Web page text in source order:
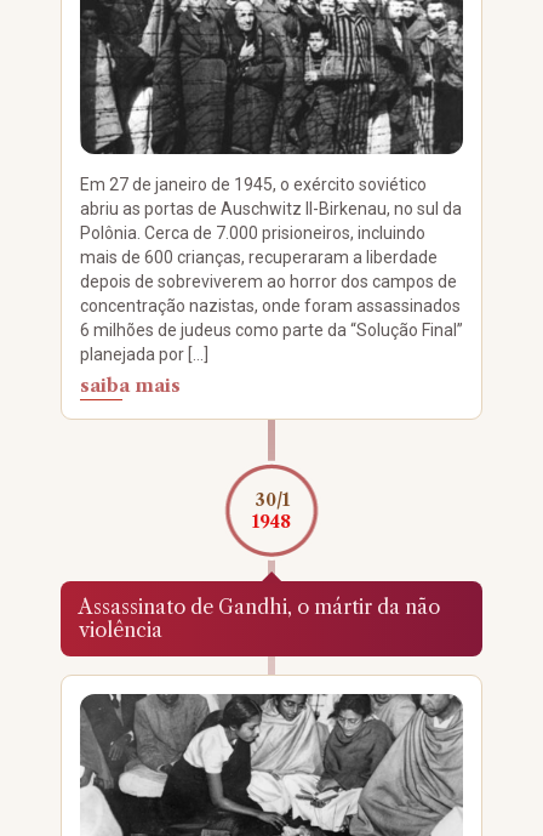
Em 27 de janeiro de 1945, o exército soviético
abriu as portas de Auschwitz II-Birkenau, no sul da
Polônia. Cerca de 7.000 prisioneiros, incluindo
mais de 600 crianças, recuperaram a liberdade
depois de sobreviverem ao horror dos campos de
concentração nazistas, onde foram assassinados
6 milhões de judeus como parte da “Solução Final”
planejada por […]
saiba mais
Assassinato de Gandhi, o mártir da não
violência
30/1
1948